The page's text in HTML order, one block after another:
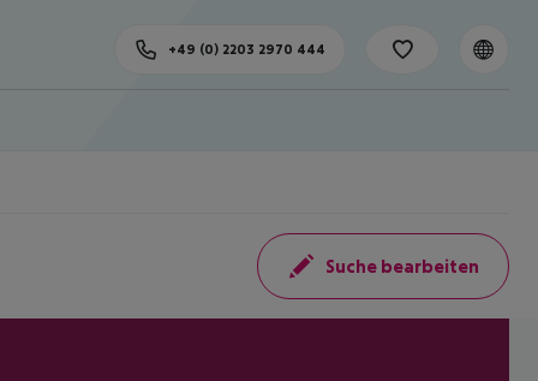
+49 (0) 2203 2970 444
Suche bearbeiten